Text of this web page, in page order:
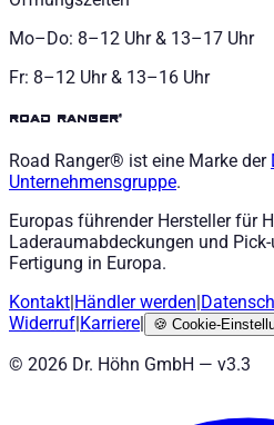
Mo–Do: 8–12 Uhr & 13–17 Uhr
Fr: 8–12 Uhr & 13–16 Uhr
road ranger®
Road Ranger® ist eine Marke der
Unternehmensgruppe.
Europas führender Hersteller für
Laderaumabdeckungen und
Fertigung in Europa.
Kontakt Händler werden
Widerruf Karriere 🍪 Cookie-
© 2026 Dr. Höhn GmbH — v3.3